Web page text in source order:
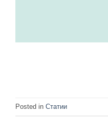
Posted in Статии